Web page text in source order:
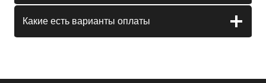
Какие есть варианты оплаты